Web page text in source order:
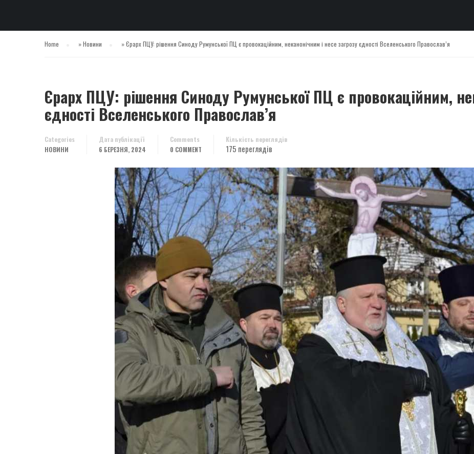
Home »Новини »Єрарх ПЦУ: рішення Синоду Румунської ПЦ є провокаційним, неканонічним і несе загрозу єдності Вселенського Православ’я
Єрарх ПЦУ: рішення Синоду Румунської ПЦ є провокаційним,
єдності Вселенського Православ’я
Categories
НОВИНИ
Дата публікації
6 БЕРЕЗНЯ, 2024
Comments
0 COMMENT
Кількість переглядів
175 переглядів